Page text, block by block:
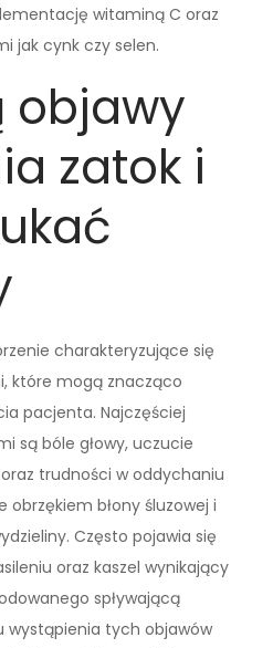
witaminą C oraz
jak cynk czy selen.
objawy
zatok i
charakteryzujące się
które mogą znacząco
pacjenta. Najczęściej
są bóle głowy, uczucie
trudności w oddychaniu
obrzękiem błony śluzowej i
Często pojawia się
oraz kaszel wynikający
spływającą
wystąpienia tych objawów